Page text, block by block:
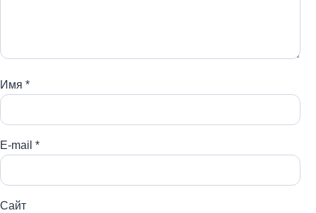
Имя *
E-mail *
Сайт